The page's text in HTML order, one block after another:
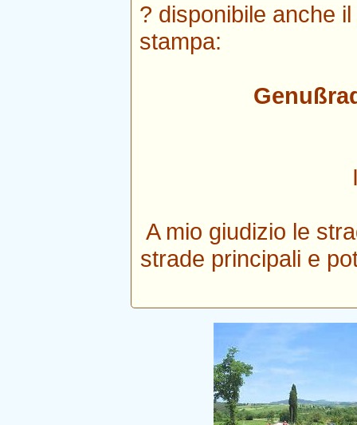
? disponibile anche
stampa:
A mio giudizio le
strade principali e